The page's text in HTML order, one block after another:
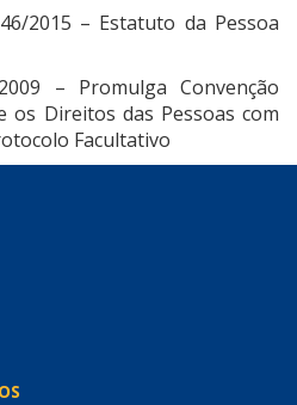
2015 – Estatuto da Pessoa
– Promulga Convenção
os Direitos das Pessoas com
Facultativo